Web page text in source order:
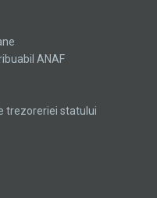
ANAF
trezoreriei statului